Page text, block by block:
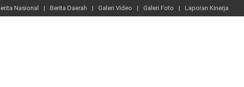
Nasional Berita Daerah Galeri Video Galeri Foto Laporan Kinerja